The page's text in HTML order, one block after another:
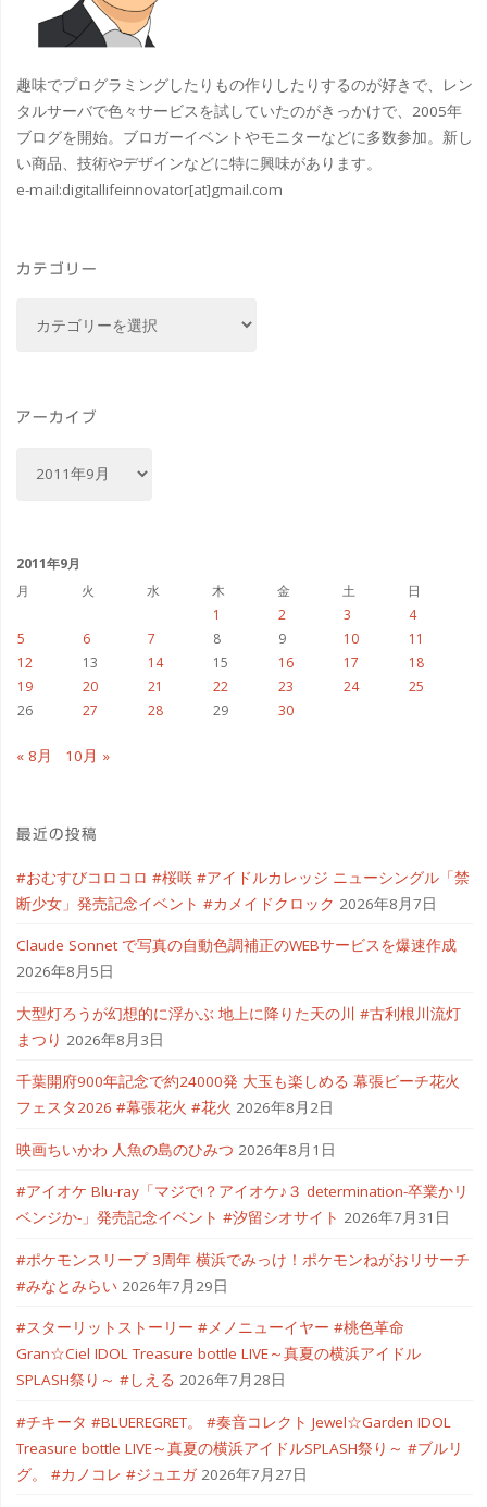
が
白
い
iPad2
ー
趣味でプログラミングしたりもの作りしたりするのが好きで、レン
タルサーバで色々サービスを試していたのがきっかけで、2005年
ブログを開始。ブロガーイベントやモニターなどに多数参加。新し
い商品、技術やデザインなどに特に興味があります。
e-mail:digitallifeinnovator[at]gmail.com
カテゴリー
ー
アーカイブ
ブ
2011年9月
月
火 水 木 金 土
日
1
2 3
4
5
6 7 8 9 10
11
12
13 14 15 16 17
18
19
20 21 22 23 24
25
26
27 28 29 30
« 8月 10月 »
最近の投稿
#おむすびコロコロ #桜咲 #アイドルカレッジ ニューシングル「禁
断少女」発売記念イベント #カメイドクロック 2026年8月7日
Claude Sonnet で写真の自動色調補正のWEBサービスを爆速作成
2026年8月5日
大型灯ろうが幻想的に浮かぶ 地上に降りた天の川 #古利根川流灯
まつり 2026年8月3日
千葉開府900年記念で約24000発 大玉も楽しめる 幕張ビーチ花火
フェスタ2026 #幕張花火 #花火 2026年8月2日
映画ちいかわ 人魚の島のひみつ 2026年8月1日
#アイオケ Blu-ray「マジで!？アイオケ♪３ determination-卒業かリ
ベンジか-」発売記念イベント #汐留シオサイト 2026年7月31日
#ポケモンスリープ 3周年 横浜でみっけ！ポケモンねがおリサーチ
#みなとみらい 2026年7月29日
#スターリットストーリー #メノニューイヤー #桃色革命
Gran☆Ciel IDOL Treasure bottle LIVE～真夏の横浜アイドル
SPLASH祭り～ #しえる 2026年7月28日
#チキータ #BLUEREGRET。 #奏音コレクト Jewel☆Garden IDOL
Treasure bottle LIVE～真夏の横浜アイドルSPLASH祭り～ #ブルリ
グ。 #カノコレ #ジュエガ 2026年7月27日